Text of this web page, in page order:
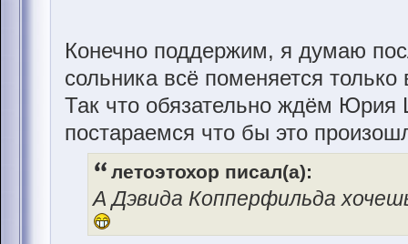
Конечно поддержим, я думаю
сольника всё поменяется
Так что обязательно ждём
постараемся что бы это
летоэтохор писал(а):
А Дэвида Копперфильда